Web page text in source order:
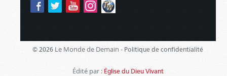
© 2026 Le Monde de Demain - Politique de confidentialité
Édité par : Église du Dieu Vivant